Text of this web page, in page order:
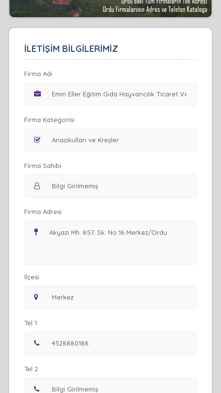
İLETİŞİM BİLGİLERİMİZ
Firma Adı
Firma Kategorisi
Firma Sahibi
Firma Adresi
İlçesi
Tel 1
Tel 2